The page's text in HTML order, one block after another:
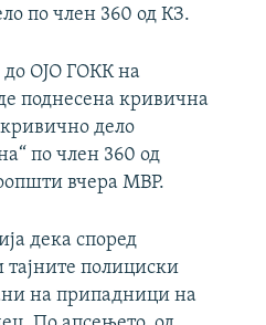
по член 360 од КЗ.
ОЈО ГОКК на
поднесена кривична
дело
по член 360 од
вчера МВР.
дека според
полициски
на припадници на